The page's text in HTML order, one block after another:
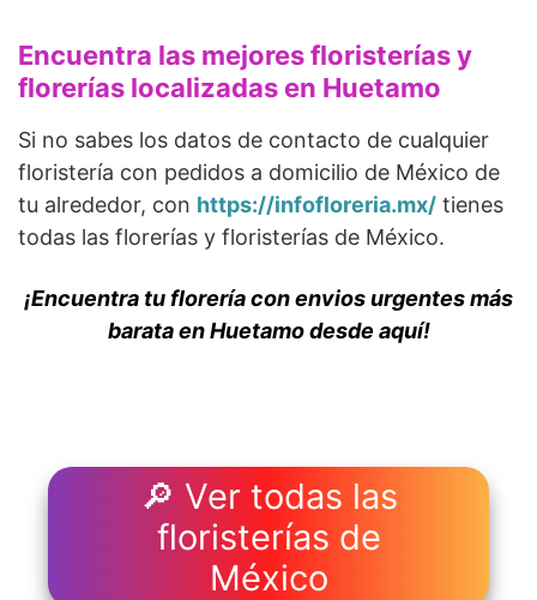
Encuentra las mejores floristerías y
florerías localizadas en Huetamo
Si no sabes los datos de contacto de cualquier
floristería con pedidos a domicilio de México de
tu alrededor, con https://infofloreria.mx/ tienes
todas las florerías y floristerías de México.
¡Encuentra tu florería con envios urgentes más
barata en Huetamo desde aquí!
🔎 Ver todas las
floristerías de
México